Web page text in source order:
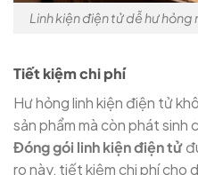
Linh kiện điện tử dễ hư
Tiết kiệm chi phí
Hư hỏng linh kiện điện tử
sản phẩm mà còn phát sinh
Đóng gói linh kiện điện tử
ro này, tiết kiệm chi phí cho